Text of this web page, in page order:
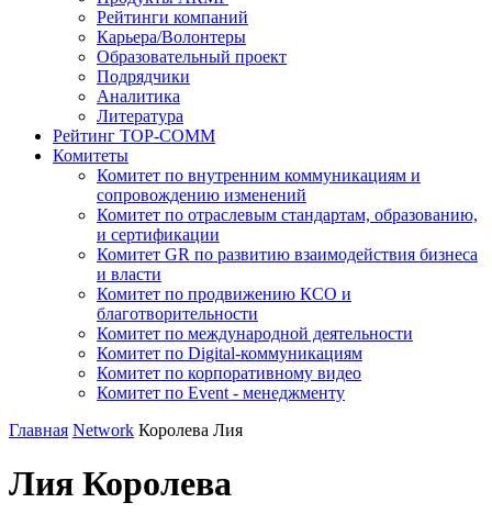
Рейтинги компаний
Карьера/Волонтеры
Образовательный проект
Подрядчики
Аналитика
Литература
Рейтинг TOP-COMM
Комитеты
Комитет по внутренним коммуникациям и
сопровождению изменений
Комитет по отраслевым стандартам, образованию,
и сертификации
Комитет GR по развитию взаимодействия бизнеса
и власти
Комитет по продвижению КСО и
благотворительности
Комитет по международной деятельности
Комитет по Digital-коммуникациям
Комитет по корпоративному видео
Комитет по Event - менеджменту
Главная Network Королева Лия
Лия Королева